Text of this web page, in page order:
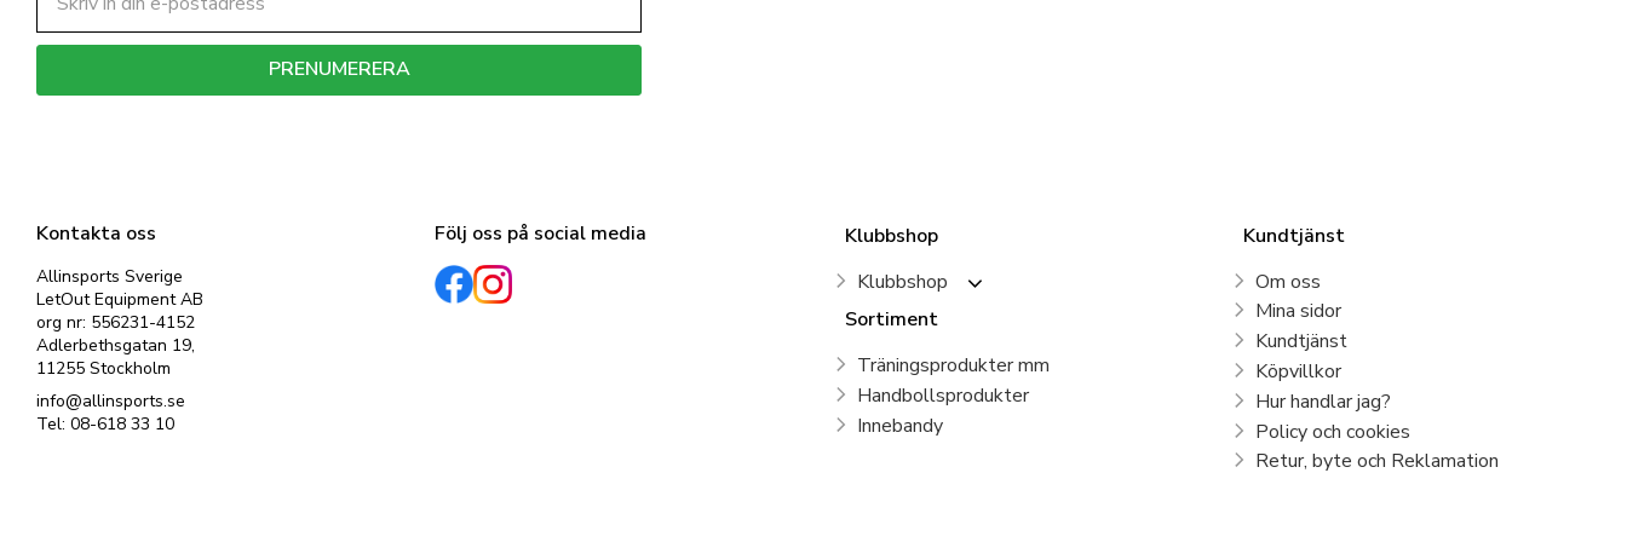
Kontakta oss
Allinsports Sverige
LetOut Equipment AB
org nr: 556231-4152
Adlerbethsgatan 19,
11255 Stockholm
info@allinsports.se
Tel: 08-618 33 10
Följ oss på social media
Klubbshop
Klubbshop
Sortiment
Träningsprodukter mm
Handbollsprodukter
Innebandy
Kundtjänst
Om oss
Mina sidor
Kundtjänst
Köpvillkor
Hur handlar jag?
Policy och cookies
Retur, byte och Reklamation
PRENUMERERA